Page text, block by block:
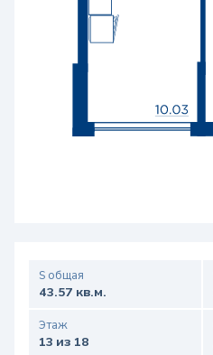
S общая
43.57 кв.м.
Этаж
13 из 18